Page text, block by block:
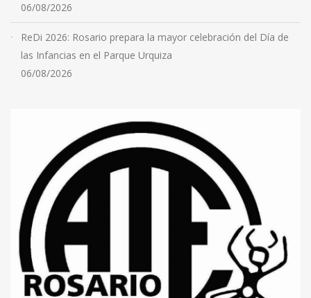
06/08/2026
ReDi 2026: Rosario prepara la mayor celebración del Día de
las Infancias en el Parque Urquiza
06/08/2026